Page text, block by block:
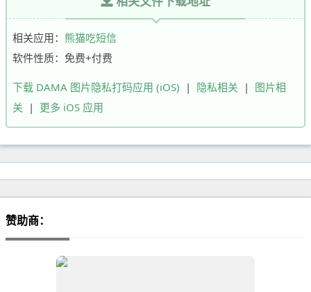
相关应用： 熊猫吃短信
软件性质：免费+付费
下载 DAMA 图片隐私打码应用 (iOS) | 隐私相关 | 图片相
关 | 更多 iOS 应用
赞助商：